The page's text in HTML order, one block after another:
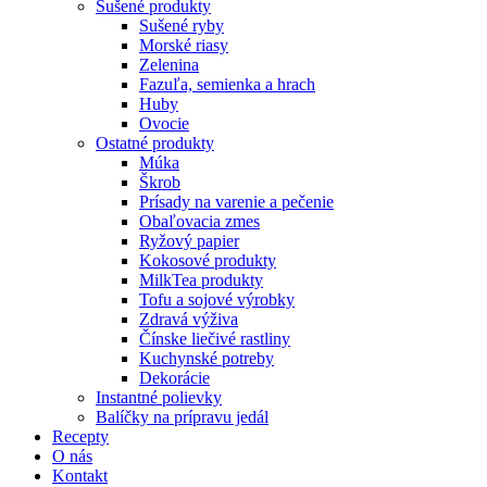
Sušené produkty
Sušené ryby
Morské riasy
Zelenina
Fazuľa, semienka a hrach
Huby
Ovocie
Ostatné produkty
Múka
Škrob
Prísady na varenie a pečenie
Obaľovacia zmes
Ryžový papier
Kokosové produkty
MilkTea produkty
Tofu a sojové výrobky
Zdravá výživa
Čínske liečivé rastliny
Kuchynské potreby
Dekorácie
Instantné polievky
Balíčky na prípravu jedál
Recepty
O nás
Kontakt